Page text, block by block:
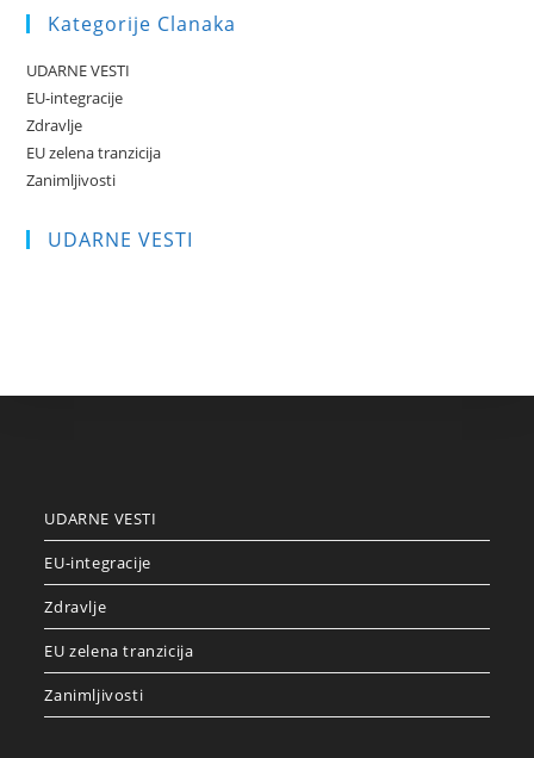
Kategorije Clanaka
UDARNE VESTI
EU-integracije
Zdravlje
EU zelena tranzicija
Zanimljivosti
UDARNE VESTI
UDARNE VESTI
EU-integracije
Zdravlje
EU zelena tranzicija
Zanimljivosti